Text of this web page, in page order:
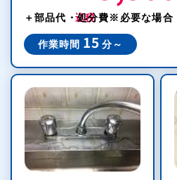
＋部品代・処分費※必要な場合
作業時間 15 分～